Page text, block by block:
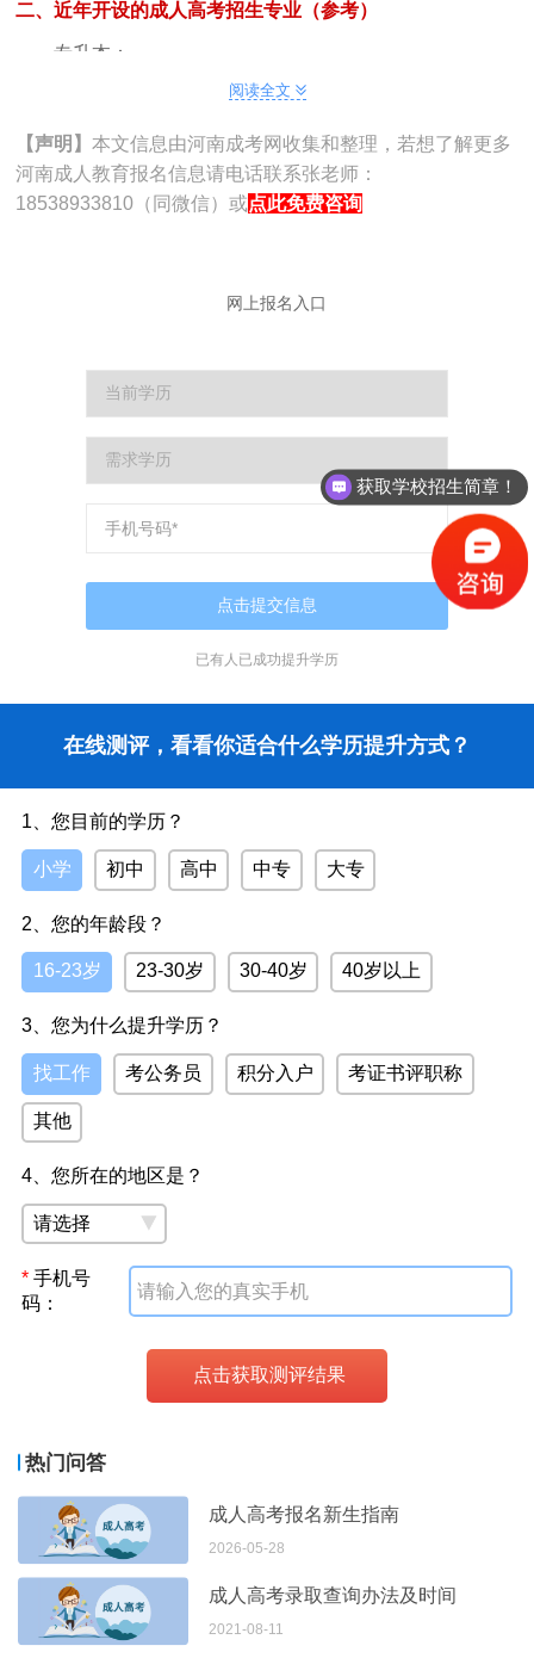
二、近年开设的成人高考招生专业（参考）
专升本：
机械设计制造及其自动化、电气工程及其自动化、计算
机科学与技术、食品科学与工程、会计学、工商管理、金融
学、艺术设计学、化学工程与工艺、物联网工程等
高起本：
化技术、食品加工技术等
报考专升本：须持有国家认可的专科及以上学历证书
报考高起本/高起专：须具备高中毕业或同等文化程度，
四、各层次考试科目
政治（考试时长2.5小时）
英语（考试时长2.5小时）
专业基础课（考试时长2.5小时）
专业基础课对应：理工类考高等数学（一），经管类考
高等数学（二），文史类考大学语文，艺术类考艺术概论。
高起本（四科，合计600分）：
语文（2小时）、数学（2小时）、英语（2小时）、综
合课（2小时）
五、报名和考试安排
依照历年惯例：
全国统考：预计2026年10月下旬（第三个周末举行）
报名官网：河南省教育考试院（www.haeea.cn）
六、录取加分说明
年满25周岁的考生参加录取时，可自动享受加20分政
策，系统直接处理，无需个人提出申请。
七、学制与学习方式
阅读全文
【声明】 本文信息由河南成考网收集和整理，若想了解更多
河南成人教育报名信息请电话联系张老师：
18538933810（同微信）或点此免费咨询
网上报名入口
已有人已成功提升学历
在线测评，看看你适合什么学历提升方式？
1、您目前的学历？
小学 初中 高中 中专 大专
2、您的年龄段？
16-23岁 23-30岁 30-40岁 40岁以上
3、您为什么提升学历？
找工作 考公务员 积分入户 考证书评职称
其他
4、您所在的地区是？
*手机号
码：
热门问答
成人高考报名新生指南
2026-05-28
成人高考录取查询办法及时间
2021-08-11
获取学校招生简章！